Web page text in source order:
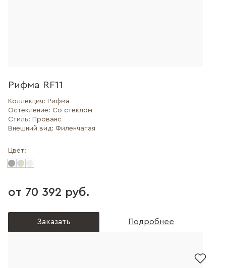
Рифма RF11
Коллекция: Рифма
Остекление: Со стеклом
Стиль: Прованс
Внешний вид: Филенчатая
Цвет:
от 70 392 руб.
Заказать Подробнее